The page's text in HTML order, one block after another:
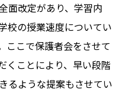
面改定があり、学習内
校の授業速度についてい
ここで保護者会をさせて
くことにより、早い段階
るような提案もさせてい